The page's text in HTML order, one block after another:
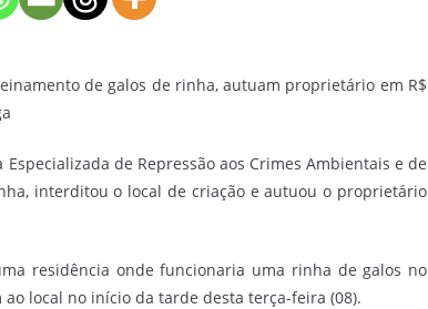
de galos de rinha, autuam proprietário em R$
de Repressão aos Crimes Ambientais e de
interditou o local de criação e autuou o proprietário
residência onde funcionaria uma rinha de galos no
local no início da tarde desta terça-feira (08).